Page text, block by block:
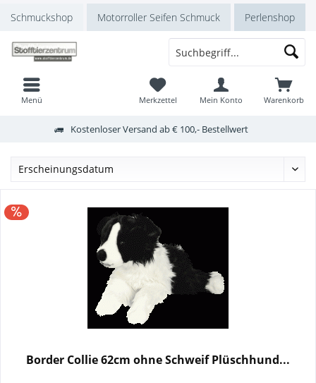
Schmuckshop Motorroller Seifen Schmuck Perlenshop
Kostenloser Versand ab € 100,- Bestellwert
Warenkorb
Merkzettel Mein Konto
Menü
Border Collie 62cm ohne Schweif Plüschhund...